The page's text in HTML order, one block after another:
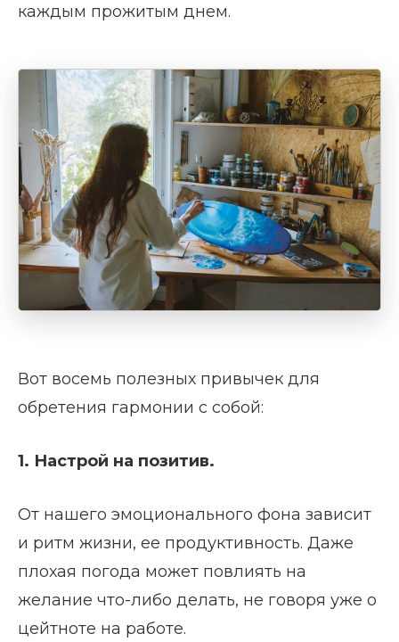
каждым прожитым днем.
Вот восемь полезных привычек для
обретения гармонии с собой:
1. Настрой на позитив.
От нашего эмоционального фона зависит
и ритм жизни, ее продуктивность. Даже
плохая погода может повлиять на
желание что-либо делать, не говоря уже о
цейтноте на работе.